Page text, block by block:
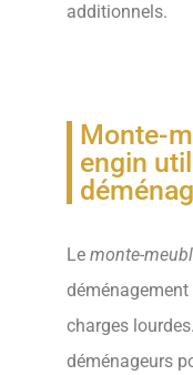
additionnels.
Monte-
engin
Le monte-
charges
déménageurs